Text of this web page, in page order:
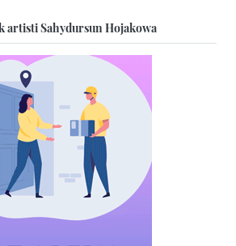
artisti Sahydursun Hojakowa